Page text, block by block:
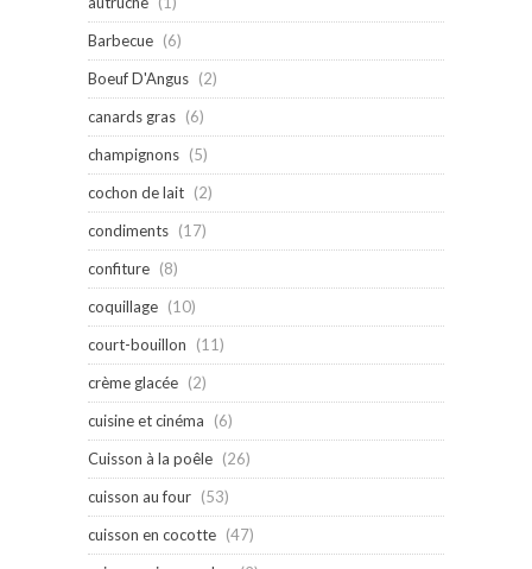
Barbecue (6)
Boeuf D'Angus (2)
canards gras (6)
champignons (5)
cochon de lait (2)
condiments (17)
confiture (8)
coquillage (10)
court-bouillon
(11)
crème glacée (2)
cuisine et cinéma
(6)
Cuisson à la poêle (26)
cuisson au four (53)
cuisson en cocotte (47)